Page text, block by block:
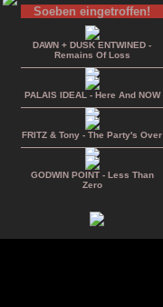
Soeben eingetroffen!
DAWN + DUSK ENTWINED -
Remains Of Loss
PALAIS IDEAL - Here And NOW
FRITZ & Tony - The Party's Over
GODWIN POINT - Less Than
Zero